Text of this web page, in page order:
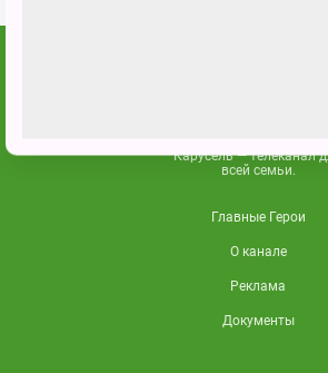
Карусель — телеканал
всей семьи.
Главные Герои
О канале
Реклама
Документы